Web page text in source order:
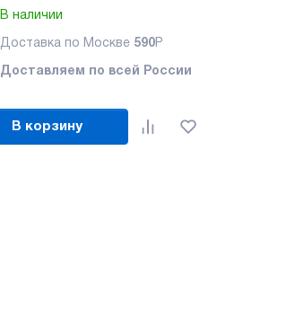
В наличии
Доставка по Москве 590Р
Доставляем по всей России
В корзину